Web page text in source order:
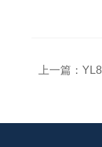
上一篇：